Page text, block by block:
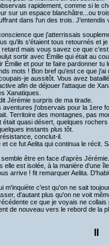
rapidement, comme si le
sur un espace blanchâtre...ou
dans l'un des trois.
que j'atterrissais
qu'ils s'étaient tous retournés et
mais vous savez ce que
sortir avec Émilie qui était au
et pour te faire pardonner tu
mots ! Bon bref qu'est ce que j'ai
je aussitôt. Vous avez
afin de déjouer l'attaque de
Xanatiques.
Jérémie surpris de ma tirade.
j'observais pour la 1ere
Territoire des montagnes, pas
quasi désert, quelques
instants plus tôt.
conclut-il.
ce fut Aelita qui continua le
être en face d'après
est isolée, à la manière d'une
arrive ! fit remarquer Aelita.
m'inquiète c'est qu'on ne sait
d'autant plus qu'on ne voit
ce que je voyais ne
de nouveau vers le rebord de la